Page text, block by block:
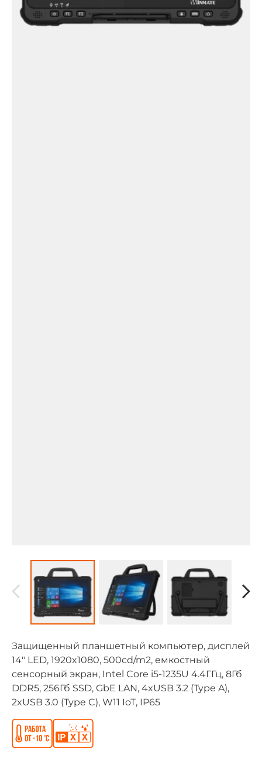
Защищенный планшетный компьютер, дисплей
14" LED, 1920x1080, 500cd/m2, емкостный
сенсорный экран, Intel Core i5-1235U 4.4ГГц, 8Гб
DDR5, 256Гб SSD, GbE LAN, 4xUSB 3.2 (Type A),
2xUSB 3.0 (Type C), W11 IoT, IP65